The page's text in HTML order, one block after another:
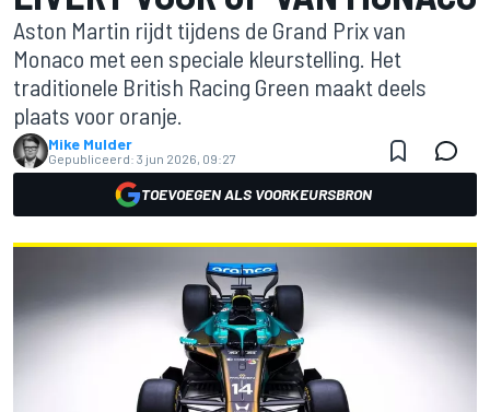
Aston Martin rijdt tijdens de Grand Prix van
Monaco met een speciale kleurstelling. Het
traditionele British Racing Green maakt deels
plaats voor oranje.
Mike Mulder
Gepubliceerd: 3 jun 2026, 09:27
TOEVOEGEN ALS VOORKEURSBRON